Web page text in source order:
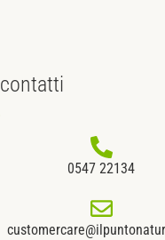
contatti
0547 22134